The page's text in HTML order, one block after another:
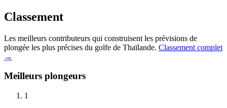
Classement
Les meilleurs contributeurs qui construisent les prévisions de
plongée les plus précises du golfe de Thaïlande. Classement complet
→
Meilleurs plongeurs
1